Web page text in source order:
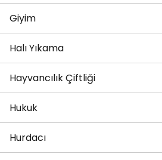
Giyim
Halı Yıkama
Hayvancılık Çiftliği
Hukuk
Hurdacı